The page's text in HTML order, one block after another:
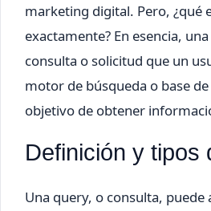
marketing digital. Pero, ¿qué
exactamente? En esencia,
consulta o solicitud que un
motor de búsqueda o base
objetivo de obtener
Definición y tipos
Una query, o consulta,